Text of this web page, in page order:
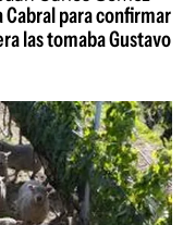
para confirmar
las tomaba Gustavo